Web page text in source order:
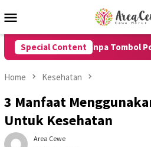
to
Menu
Special Content
HP Tanpa Tombol Power untuk
Home Kesehatan
3 Manfaat
Untuk Kesehatan
Area Cewe